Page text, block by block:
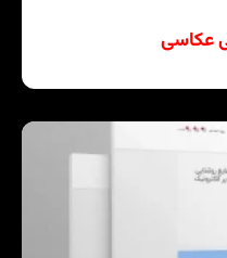
عکاسی